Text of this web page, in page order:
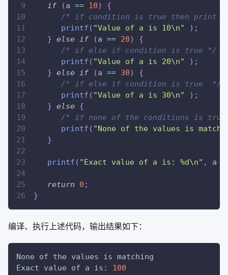
if
(a == 10)
{
/* if condition is true then print
printf ( "Value of a is 10\n" ) ;
} else if (a == 20)
{
/* if else if condition is true */
printf ( "Value of a is 20\n" ) ;
} else if (a == 30)
{
/* if else if condition is true  */
printf ( "Value of a is 30\n" ) ;
} else {
/* if none of the conditions is
printf ( "None of the values is
}
printf ( "Exact value of a is: %d\n" , a
return 0 ;
}
编译、执行上述代码，输出结果如下：
None of the values is matching
Exact value of a is: 100